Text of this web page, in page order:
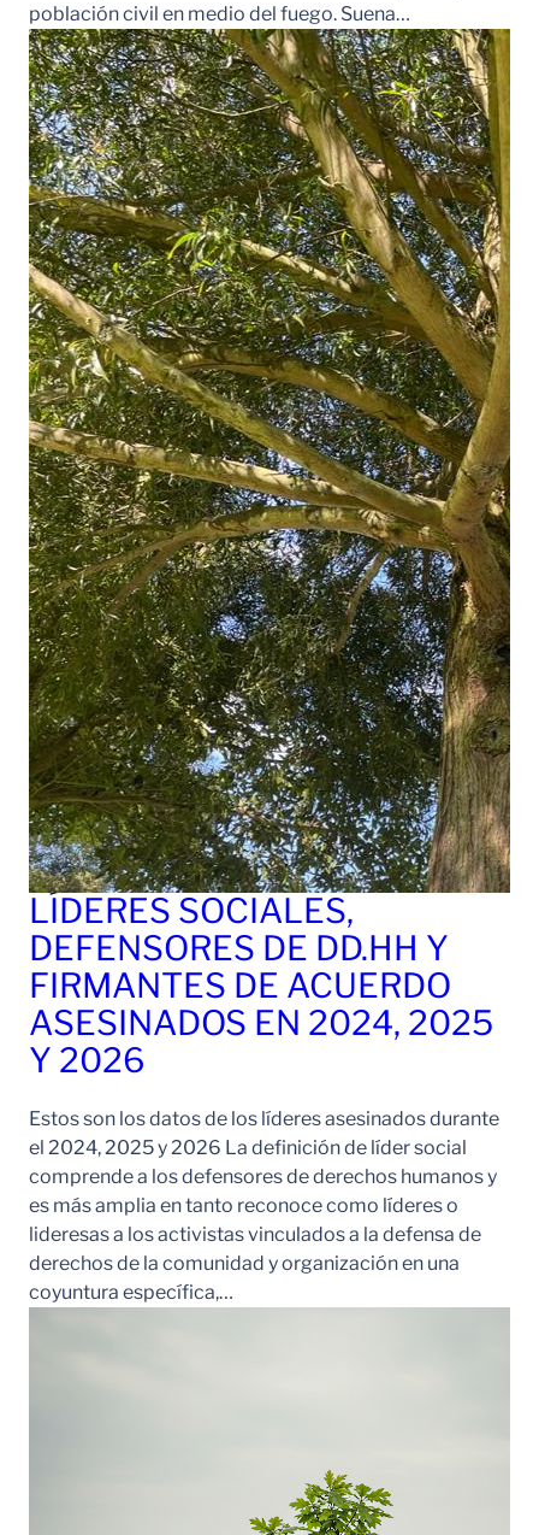
población civil en medio del fuego. Suena…
LÍDERES SOCIALES,
DEFENSORES DE DD.HH Y
FIRMANTES DE ACUERDO
ASESINADOS EN 2024, 2025
Y 2026
Estos son los datos de los líderes asesinados durante
el 2024, 2025 y 2026 La definición de líder social
comprende a los defensores de derechos humanos y
es más amplia en tanto reconoce como líderes o
lideresas a los activistas vinculados a la defensa de
derechos de la comunidad y organización en una
coyuntura específica,…